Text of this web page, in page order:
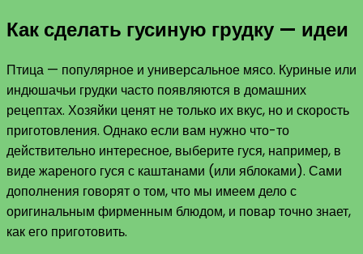
Как сделать гусиную грудку — идеи
Птица — популярное и универсальное мясо. Куриные или
индюшачьи грудки часто появляются в домашних
рецептах. Хозяйки ценят не только их вкус, но и скорость
приготовления. Однако если вам нужно что-то
действительно интересное, выберите гуся, например, в
виде жареного гуся с каштанами (или яблоками). Сами
дополнения говорят о том, что мы имеем дело с
оригинальным фирменным блюдом, и повар точно знает,
как его приготовить.